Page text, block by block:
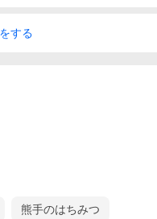
する
熊手のはちみつ